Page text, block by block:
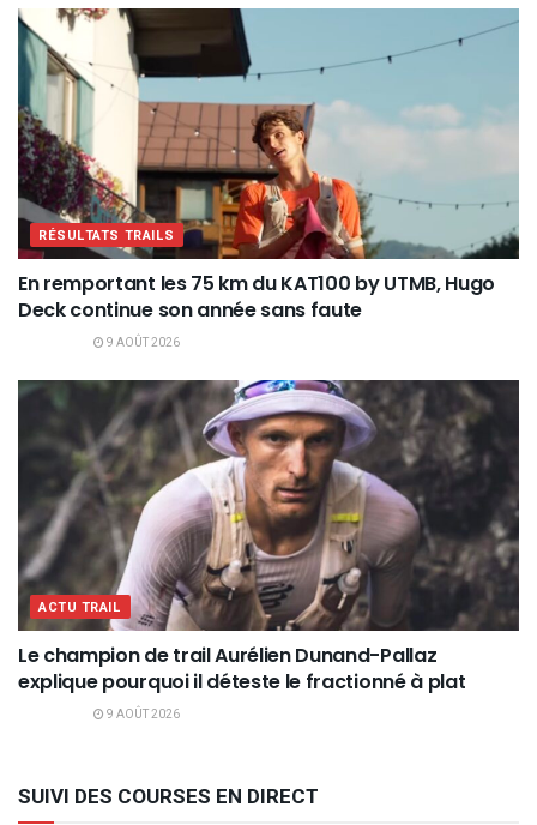
RÉSULTATS TRAILS
En remportant les 75 km du KAT100 by UTMB, Hugo
Deck continue son année sans faute
9 AOÛT 2026
ACTU TRAIL
Le champion de trail Aurélien Dunand-Pallaz
explique pourquoi il déteste le fractionné à plat
9 AOÛT 2026
SUIVI DES COURSES EN DIRECT